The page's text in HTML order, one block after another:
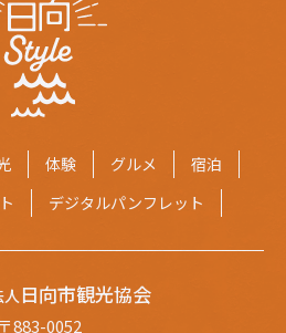
体験 グルメ
宿泊
デジタルパンフレット
人日向市観光協会
〒883-0052